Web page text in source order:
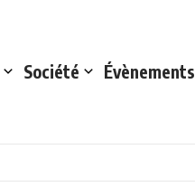
Société Évènements